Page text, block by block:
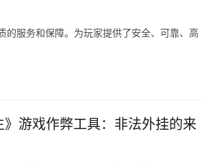
的服务和保障。为玩家提供了安全、可靠、高
游戏作弊工具：非法外挂的来